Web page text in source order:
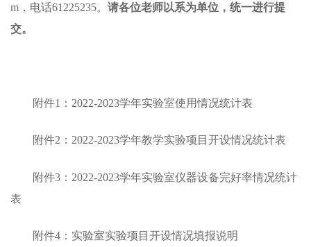
m，电话61225235。 请各位老师以系为单位，统一进行提
交。
附件1：2022-2023学年实验室使用情况统计表
附件2：2022-2023学年教学实验项目开设情况统计表
附件3：2022-2023学年实验室仪器设备完好率情况统计
表
附件4：实验室实验项目开设情况填报说明